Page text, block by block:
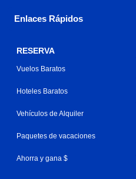
Enlaces Rápidos
RESERVA
Vuelos Baratos
Hoteles Baratos
Vehículos de Alquiler
Paquetes de vacaciones
Ahorra y gana $